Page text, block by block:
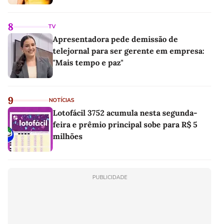
8 TV
Apresentadora pede demissão de
telejornal para ser gerente em empresa:
"Mais tempo e paz"
9 NOTÍCIAS
Lotofácil 3752 acumula nesta segunda-
feira e prêmio principal sobe para R$ 5
milhões
PUBLICIDADE